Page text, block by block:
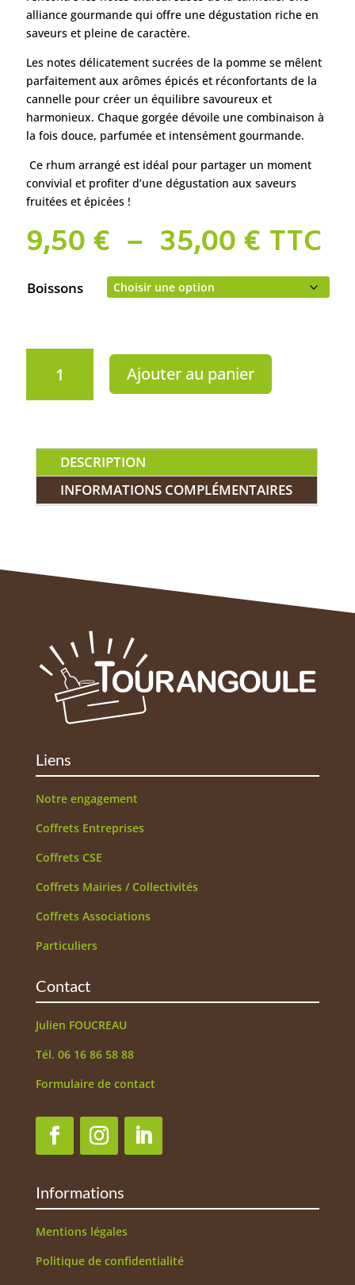
alliance gourmande qui offre une dégustation riche en
saveurs et pleine de caractère.
Les notes délicatement sucrées de la pomme se mêlent
parfaitement aux arômes épicés et réconfortants de la
cannelle pour créer un équilibre savoureux et
harmonieux. Chaque gorgée dévoile une combinaison à
la fois douce, parfumée et intensément gourmande.
Ce rhum arrangé est idéal pour partager un moment
convivial et profiter d’une dégustation aux saveurs
fruitées et épicées !
9,50€ – 35,00€ Plage
de
prix :
9,50 €
TTC
Boissons
Viking
Ajouter au panier
DESCRIPTION
INFORMATIONS COMPLÉMENTAIRES
Liens
Notre engagement
Coffrets Entreprises
Coffrets CSE
Coffrets Mairies / Collectivités
Coffrets Associations
Particuliers
Contact
Julien FOUCREAU
Tél. 06 16 86 58 88
Formulaire de contact
Informations
Mentions légales
Politique de confidentialité